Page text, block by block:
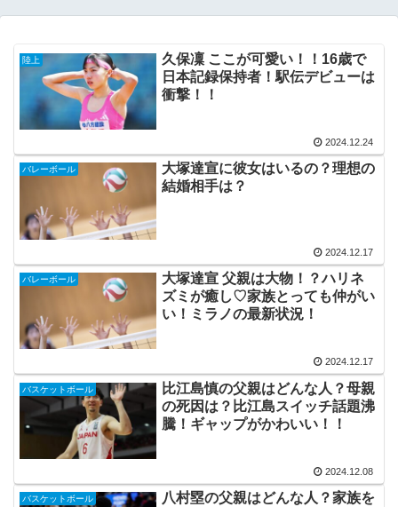
陸上
久保凜 ここが可愛い！！16歳で
日本記録保持者！駅伝デビューは
衝撃！！
2024.12.24
バレーボール
大塚達宣に彼女はいるの？理想の
結婚相手は？
2024.12.17
バレーボール
大塚達宣 父親は大物！？ハリネ
ズミが癒し♡家族とっても仲がい
い！ミラノの最新状況！
2024.12.17
バスケットボール
比江島慎の父親はどんな人？母親
の死因は？比江島スイッチ話題沸
騰！ギャップがかわいい！！
2024.12.08
バスケットボール
八村塁の父親はどんな人？家族を